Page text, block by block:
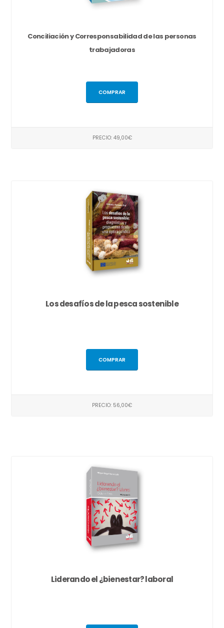
Conciliación y Corresponsabilidad de las personas
trabajadoras
COMPRAR
PRECIO: 49,00€
Los desafíos de la pesca sostenible
COMPRAR
PRECIO: 56,00€
Liderando el ¿bienestar? laboral